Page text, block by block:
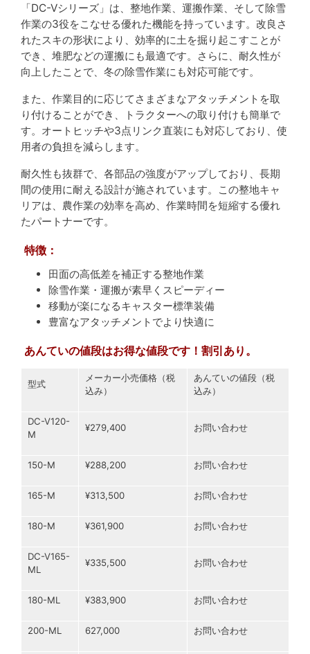
「DC-Vシリーズ」は、整地作業、運搬作業、そして除雪
作業の3役をこなせる優れた機能を持っています。改良さ
れたスキの形状により、効率的に土を掘り起こすことが
でき、堆肥などの運搬にも最適です。さらに、耐久性が
向上したことで、冬の除雪作業にも対応可能です。
また、作業目的に応じてさまざまなアタッチメントを取
り付けることができ、トラクターへの取り付けも簡単で
す。オートヒッチや3点リンク直装にも対応しており、使
用者の負担を減らします。
耐久性も抜群で、各部品の強度がアップしており、長期
間の使用に耐える設計が施されています。この整地キャ
リアは、農作業の効率を高め、作業時間を短縮する優れ
たパートナーです。
特徴：
田面の高低差を補正する整地作業
除雪作業・運搬が素早くスピーディー
移動が楽になるキャスター標準装備
豊富なアタッチメントでより快適に
あんていの値段はお得な値段です！割引あり。
型式
メーカー小売価格（税
込み）
あんていの値段（税
込み）
DC-V120-
M
¥279,400 お問い合わせ
150-M ¥288,200 お問い合わせ
165-M ¥313,500 お問い合わせ
180-M ¥361,900 お問い合わせ
DC-V165-
ML
¥335,500 お問い合わせ
180-ML ¥383,900 お問い合わせ
200-ML 627,000 お問い合わせ